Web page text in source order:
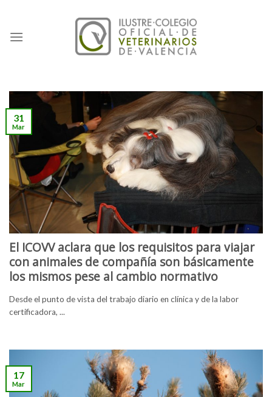
content
El ICOVV aclara que los requisitos para viajar
con animales de compañía son básicamente
los mismos pese al cambio normativo
Desde el punto de vista del trabajo diario en clínica y de la labor
certificadora, ...
31
Mar
17
Mar